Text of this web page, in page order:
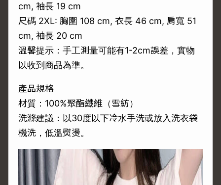
cm, 袖長 19 cm
尺碼 2XL: 胸圍 108 cm, 衣長 46 cm, 肩寬 51
cm, 袖長 20 cm
溫馨提示：手工測量可能有1-2cm誤差，實物
以收到商品為準。
產品規格
材質：100%聚酯纖維（雪紡）
洗滌建議：以30度以下冷水手洗或放入洗衣袋
機洗，低溫熨燙。